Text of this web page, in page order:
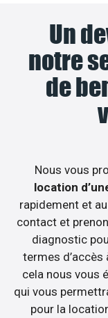
Un
notre
de
Nous vous
location
rapidement et
contact et
diagnostic
termes
cela nous vous
qui vous
pour la